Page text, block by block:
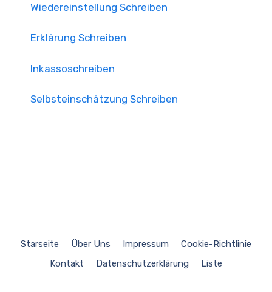
Wiedereinstellung Schreiben
Erklärung Schreiben
Inkassoschreiben
Selbsteinschätzung Schreiben
Starseite Über Uns Impressum
Cookie-Richtlinie
Kontakt
Datenschutzerklärung Liste